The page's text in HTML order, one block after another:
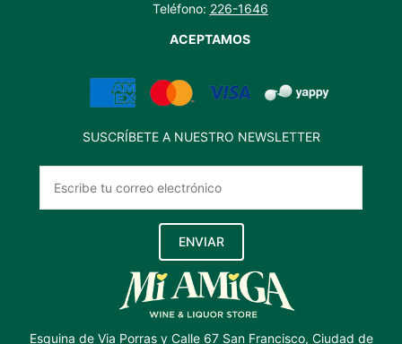
Teléfono: 226-1646
ACEPTAMOS
SUSCRÍBETE A NUESTRO NEWSLETTER
ENVIAR
Esquina de Via Porras y Calle 67 San Francisco, Ciudad de